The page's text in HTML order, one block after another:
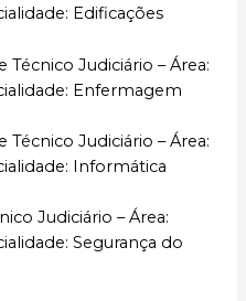
Edificações
Técnico Judiciário – Área:
Enfermagem
Técnico Judiciário – Área:
Informática
Judiciário – Área:
Segurança do